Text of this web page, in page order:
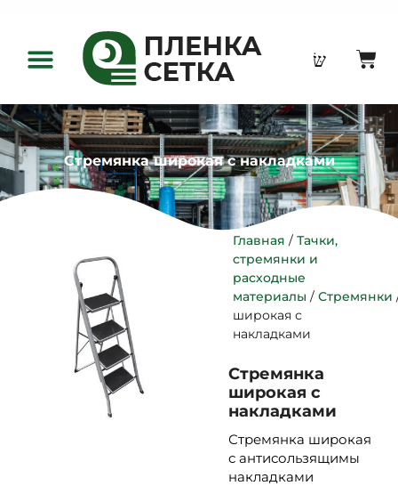
Стремянка широкая с накладками
Главная /Тачки,
стремянки и
расходные
материалы /Стремянки
широкая с
накладками
Стремянка
широкая с
накладками
Стремянка широкая
с антисользящимы
накладками